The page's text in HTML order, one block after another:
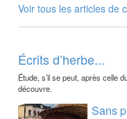
Voir tous les articles de
Écrits d’herbe...
Étude, s’il se peut, après celle
découvre.
Sans